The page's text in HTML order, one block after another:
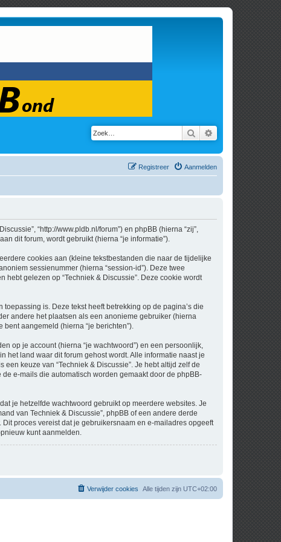
Zoek Uitgebreid zoeken
Aanmelden
Registreer
“http://www.pldb.nl/forum”) en phpBB (hierna “zij”,
dit forum, wordt gebruikt (hierna “je informatie”).
cookies aan (kleine tekstbestanden die naar de tijdelijke
sessienummer (hierna “session-id”). Deze twee
gelezen op “Techniek & Discussie”. Deze cookie wordt
is. Deze tekst heeft betrekking op de pagina’s die
andere het plaatsen als een anonieme gebruiker (hierna
aangemeld (hierna “je berichten”).
op je account (hierna “je wachtwoord”) en een persoonlijk,
het land waar dit forum gehost wordt. Alle informatie naast je
keuze van “Techniek & Discussie”. Je hebt altijd zelf de
e-mails die automatisch worden gemaakt door de phpBB-
je hetzelfde wachtwoord gebruikt op meerdere websites. Je
van Techniek & Discussie”, phpBB of een andere derde
proces vereist dat je gebruikersnaam en e-mailadres opgeeft
kunt aanmelden.
Alle tijden zijn UTC+02:00
Verwijder cookies